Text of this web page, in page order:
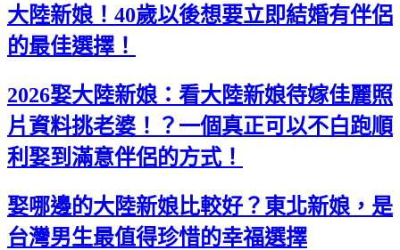
大陸新娘！40歲以後想要立即結婚有伴侶
的最佳選擇！
2026娶大陸新娘：看大陸新娘待嫁佳麗照
片資料挑老婆！？一個真正可以不白跑順
利娶到滿意伴侶的方式！
娶哪邊的大陸新娘比較好？東北新娘，是
台灣男生最值得珍惜的幸福選擇